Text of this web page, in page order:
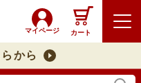
マイページ カート
から